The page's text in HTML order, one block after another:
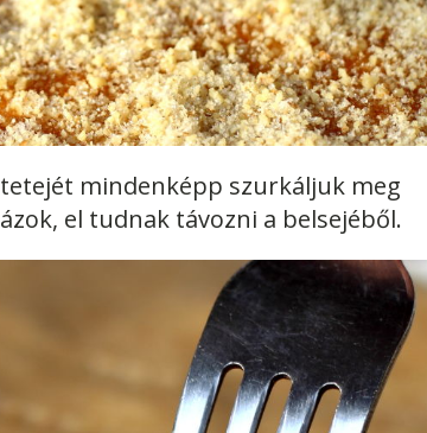
mindenképp szurkáljuk meg
el tudnak távozni a belsejéből.